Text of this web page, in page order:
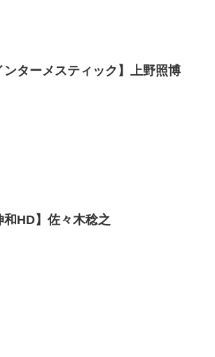
ンターメスティック】上野照博
和HD】佐々木稔之